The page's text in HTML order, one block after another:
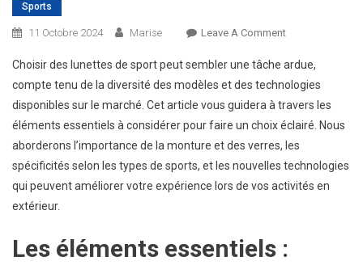
Sports
11 Octobre 2024 Marise Leave A CommentOn
Choisir
Les
Meilleures
Lunettes
De
Sport
:
Choisir des lunettes de sport peut sembler une tâche ardue,
compte tenu de la diversité des modèles et des technologies
disponibles sur le marché. Cet article vous guidera à travers les
éléments essentiels à considérer pour faire un choix éclairé. Nous
aborderons l’importance de la monture et des verres, les
spécificités selon les types de sports, et les nouvelles technologies
qui peuvent améliorer votre expérience lors de vos activités en
extérieur.
Les éléments essentiels :